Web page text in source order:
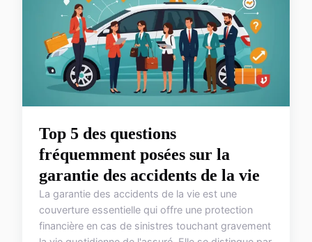
Top 5 des questions
fréquemment posées sur la
garantie des accidents de la vie
La garantie des accidents de la vie est une
couverture essentielle qui offre une protection
financière en cas de sinistres touchant gravement